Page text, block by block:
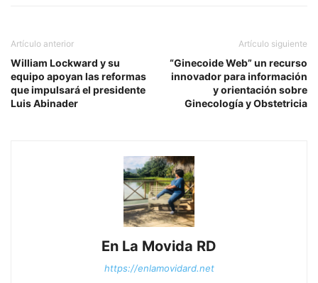
Artículo anterior
William Lockward y su
equipo apoyan las reformas
que impulsará el presidente
Luis Abinader
Artículo siguiente
“Ginecoide Web” un recurso
innovador para información
y orientación sobre
Ginecología y Obstetricia
En La Movida RD
https://enlamovidard.net